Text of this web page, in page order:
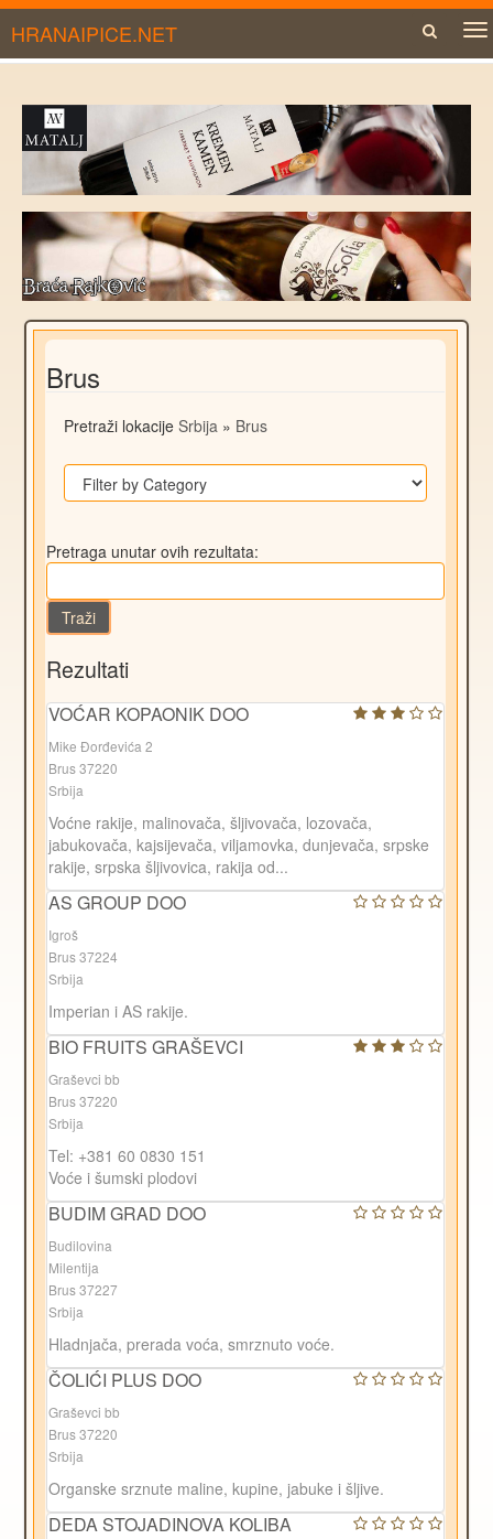
HRANAIPICE.NET
Brus
Pretraži lokacije Srbija » Brus
Pretraga unutar ovih rezultata:
Traži
Rezultati
VOĆAR KOPAONIK DOO
Mike Đorđevića 2
Brus 37220
Srbija
Voćne rakije, malinovača, šljivovača, lozovača,
jabukovača, kajsijevača, viljamovka, dunjevača, srpske
rakije, srpska šljivovica, rakija od...
AS GROUP DOO
Igroš
Brus 37224
Srbija
Imperian i AS rakije.
BIO FRUITS GRAŠEVCI
Graševci bb
Brus 37220
Srbija
Tel: +381 60 0830 151
Voće i šumski plodovi
BUDIM GRAD DOO
Budilovina
Milentija
Brus 37227
Srbija
Hladnjača, prerada voća, smrznuto voće.
ČOLIĆI PLUS DOO
Graševci bb
Brus 37220
Srbija
Organske srznute maline, kupine, jabuke i šljive.
DEDA STOJADINOVA KOLIBA